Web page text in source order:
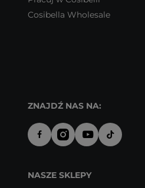
Cosibella Wholesale
ZNAJDŹ NAS NA:
NASZE SKLEPY